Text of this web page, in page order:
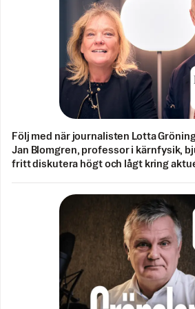
Följ med när journalisten Lotta
Jan Blomgren, professor i kärnfysik,
fritt diskutera högt och lågt kring